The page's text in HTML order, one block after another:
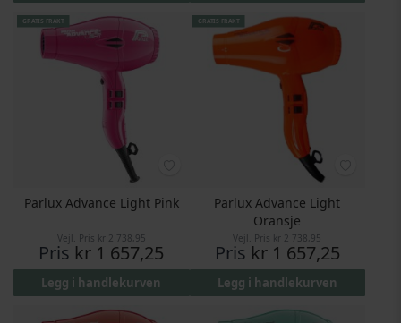
GRATIS FRAKT
Parlux Advance Light Pink
Vejl. Pris kr 2 738,95
Pris kr 1 657,25
Legg i handlekurven
GRATIS FRAKT
Parlux Advance Light
Oransje
Vejl. Pris kr 2 738,95
Pris kr 1 657,25
Legg i handlekurven